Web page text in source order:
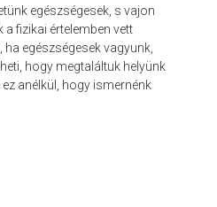
egészségesek, s vajon
a fizikai értelemben vett
ha egészségesek vagyunk,
hogy megtaláltuk helyünk
anélkül, hogy ismernénk